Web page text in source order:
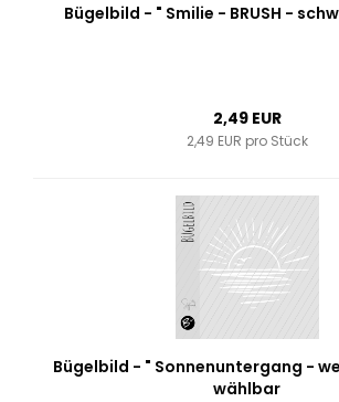
Bügelbild - " Smilie - BRUSH -
2,49 EUR
2,49 EUR pro Stück
Bügelbild - " Sonnenuntergang -
wählbar